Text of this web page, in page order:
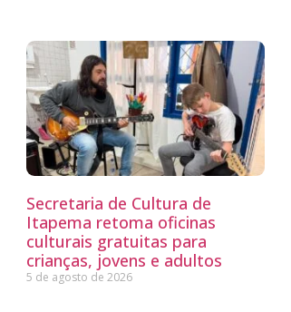
Secretaria de Cultura de
Itapema retoma oficinas
culturais gratuitas para
crianças, jovens e adultos
5 de agosto de 2026